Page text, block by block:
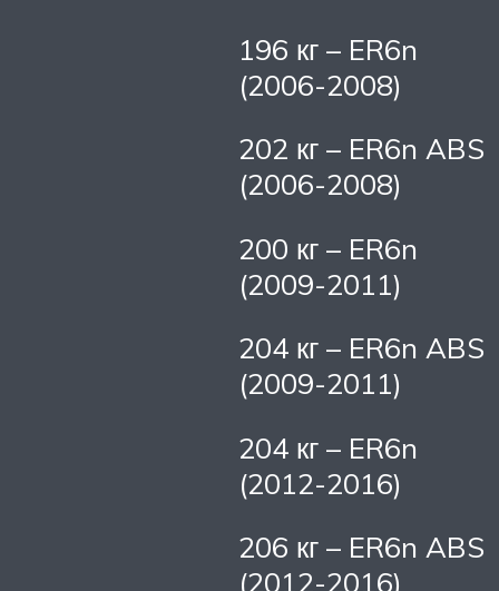
196 кг – ER6n
(2006-2008)
202 кг – ER6n ABS
(2006-2008)
200 кг – ER6n
(2009-2011)
204 кг – ER6n ABS
(2009-2011)
204 кг – ER6n
(2012-2016)
206 кг – ER6n ABS
(2012-2016)